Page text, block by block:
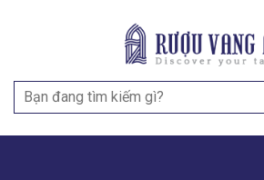
Search
for: